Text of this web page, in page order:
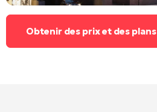
Obtenir des prix et des plans